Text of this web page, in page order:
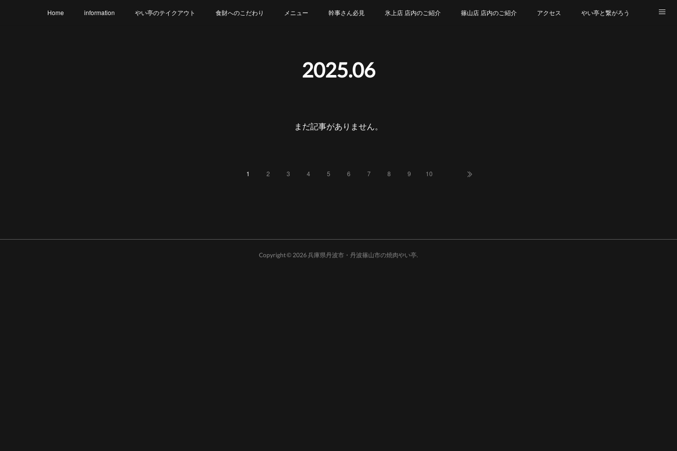
Home information やい亭のテイクアウト 食財へのこだわり メニュー 幹事さん必見 氷上店 店内のご紹介 篠山店 店内のご紹介 アクセス やい亭と繋がろう
2025.06
まだ記事がありません。
1 2 3 4 5 6 7 8 9 10
Copyright © 2026兵庫県丹波市・丹波篠山市の焼肉やい亭.